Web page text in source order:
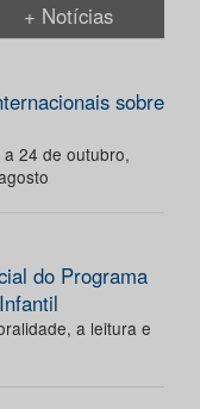
+ Notícias
sobre
24 de outubro,
do Programa
a leitura e